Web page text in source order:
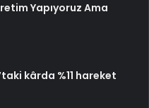
Yapıyoruz Ama
kârda %11 hareket